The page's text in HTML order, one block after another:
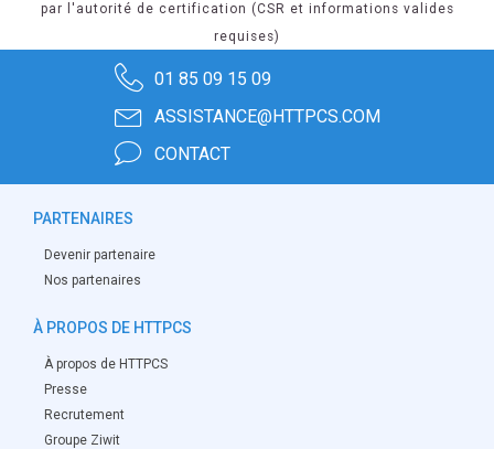
par l'autorité de certification (CSR et informations valides
requises)
01 85 09 15 09
ASSISTANCE@HTTPCS.COM
CONTACT
PARTENAIRES
Devenir partenaire
Nos partenaires
À PROPOS DE HTTPCS
À propos de HTTPCS
Presse
Recrutement
Groupe Ziwit